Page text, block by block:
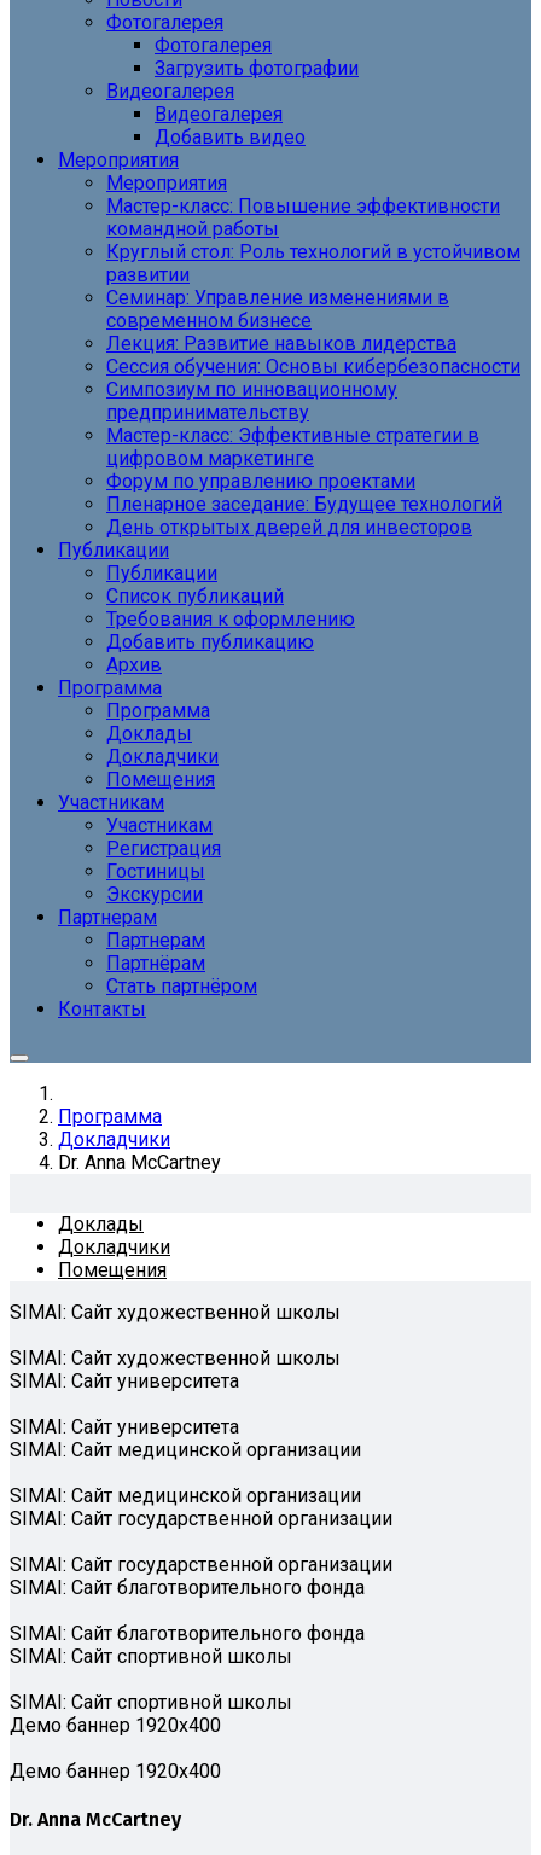
Фотогалерея
Фотогалерея
Загрузить фотографии
Видеогалерея
Видеогалерея
Добавить видео
Мероприятия
Мероприятия
Мастер-класс: Повышение эффективности
командной работы
Круглый стол: Роль технологий в устойчивом
развитии
Семинар: Управление изменениями в
современном бизнесе
Лекция: Развитие навыков лидерства
Сессия обучения: Основы кибербезопасности
Симпозиум по инновационному
предпринимательству
Мастер-класс: Эффективные стратегии в
цифровом маркетинге
Форум по управлению проектами
Пленарное заседание: Будущее технологий
День открытых дверей для инвесторов
Публикации
Публикации
Список публикаций
Требования к оформлению
Добавить публикацию
Архив
Программа
Программа
Доклады
Докладчики
Помещения
Участникам
Участникам
Регистрация
Гостиницы
Экскурсии
Партнерам
Партнерам
Партнёрам
Стать партнёром
Контакты
Программа
Докладчики
Dr. Anna McCartney
Доклады
Докладчики
Помещения
SIMAI: Сайт художественной школы
SIMAI: Сайт художественной школы
SIMAI: Сайт университета
SIMAI: Сайт университета
SIMAI: Сайт медицинской организации
SIMAI: Сайт медицинской организации
SIMAI: Сайт государственной организации
SIMAI: Сайт государственной организации
SIMAI: Сайт благотворительного фонда
SIMAI: Сайт благотворительного фонда
SIMAI: Сайт спортивной школы
SIMAI: Сайт спортивной школы
Демо баннер 1920х400
Демо баннер 1920х400
Dr. Anna McCartney